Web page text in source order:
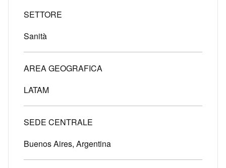
SETTORE
Sanità
AREA GEOGRAFICA
LATAM
SEDE CENTRALE
Buenos Aires, Argentina